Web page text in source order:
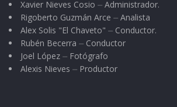
Xavier Nieves Cosio ⏤ Administrador.
Rigoberto Guzmán Arce ⏤ Analista
Alex Solis "El Chaveto" ⏤ Conductor.
Rubén Becerra ⏤ Conductor
Joel López ⏤ Fotógrafo
Alexis Nieves ⏤ Productor